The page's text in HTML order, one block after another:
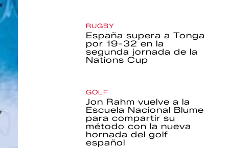
RUGBY
España supera a Tonga
por 19-32 en la
segunda jornada de la
Nations Cup
GOLF
Jon Rahm vuelve a la
Escuela Nacional Blume
para compartir su
método con la nueva
hornada del golf
español